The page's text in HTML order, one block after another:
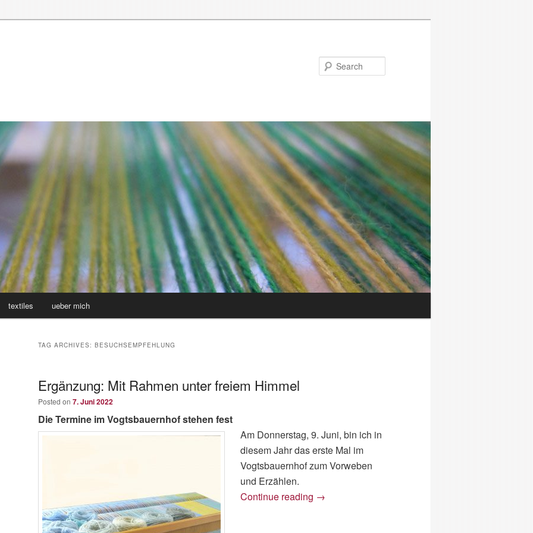
textiles ueber mich
TAG ARCHIVES: BESUCHSEMPFEHLUNG
Ergänzung: Mit Rahmen unter freiem Himmel
Posted on 7. Juni 2022
Die Termine im Vogtsbauernhof stehen fest
Am Donnerstag, 9. Juni, bin ich in
diesem Jahr das erste Mal im
Vogtsbauernhof zum Vorweben
und Erzählen.
Continue reading →